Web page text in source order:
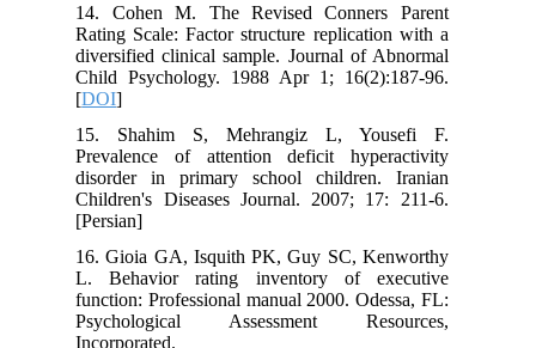
14. Cohen M. The Revised Conners Parent
Rating Scale: Factor structure replication with a
diversified clinical sample. Journal of Abnormal
Child Psychology. 1988 Apr 1; 16(2):187-96.
[DOI
15. Shahim S, Mehrangiz L, Yousefi F.
Prevalence of attention deficit hyperactivity
disorder in primary school children. Iranian
Children's Diseases Journal. 2007; 17: 211-6.
[Persian]
16. Gioia GA, Isquith PK, Guy SC, Kenworthy
L. Behavior rating inventory of executive
function: Professional manual 2000. Odessa, FL:
Psychological Assessment Resources,
Incorporated.